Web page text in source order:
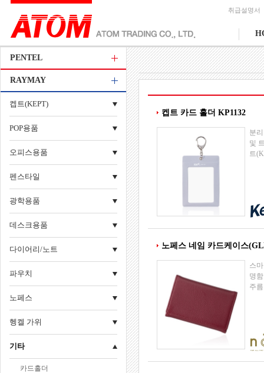
취급설명서
PENTEL
RAYMAY
켑트(KEPT)
POP용품
오피스용품
펜스타일
광학용품
데스크용품
다이어리/노트
파우치
노페스
헹켈 가위
기타
카드홀더
켑트 카드 홀더 KP1132
분
및
트
노페스 네임 카드케이스
스
명
주